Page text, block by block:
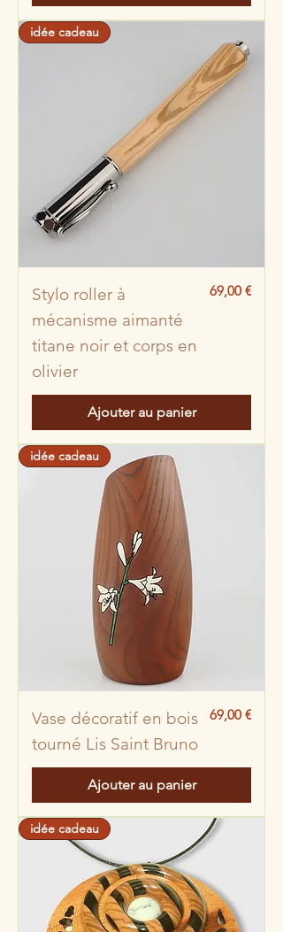
idée cadeau
Stylo roller à
mécanisme aimanté
titane noir et corps en
olivier
Prix
69,00 €
Ajouter au panier
idée cadeau
Vase décoratif en bois
tourné Lis Saint Bruno
Prix
69,00 €
Ajouter au panier
idée cadeau